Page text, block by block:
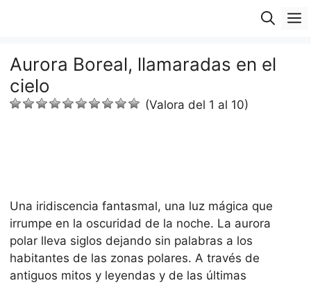
Aurora Boreal, llamaradas en el
cielo
(Valora del 1 al 10)
Una iridiscencia fantasmal, una luz mágica que
irrumpe en la oscuridad de la noche. La aurora
polar lleva siglos dejando sin palabras a los
habitantes de las zonas polares. A través de
antiguos mitos y leyendas y de las últimas